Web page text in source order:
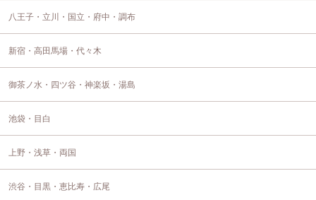
八王子・立川・国立・府中・調布
新宿・高田馬場・代々木
御茶ノ水・四ツ谷・神楽坂・湯島
池袋・目白
上野・浅草・両国
渋谷・目黒・恵比寿・広尾